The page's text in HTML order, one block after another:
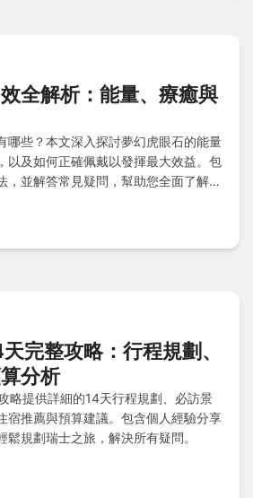
全解析：能量、療癒與
哪些？本文深入探討夢幻虎眼石的能量
以及如何正確佩戴以發揮最大效益。包
，並解答常見疑問，幫助您全面了解這
完整攻略：行程規劃、
分析
略提供詳細的14天行程規劃、必訪景
宿推薦與預算建議。包含個人經驗分享
規劃瑞士之旅，解決所有疑問。